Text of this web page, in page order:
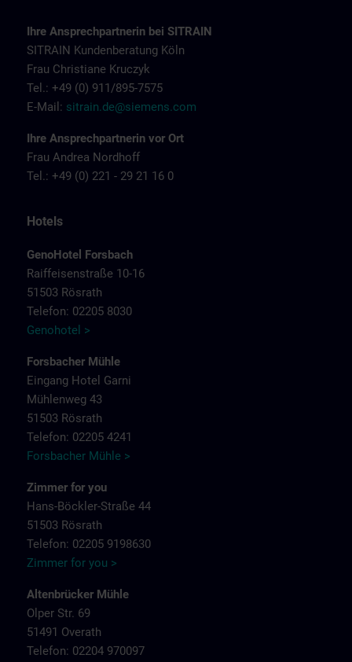
Ihre Ansprechpartnerin bei SITRAIN
SITRAIN Kundenberatung Köln
Frau Christiane Kruczyk
Tel.: +49 (0) 911/895-7575
E-Mail: sitrain.de@siemens.com
Ihre Ansprechpartnerin vor Ort
Frau Andrea Nordhoff
Tel.: +49 (0) 221 - 29 21 16 0
Hotels
GenoHotel Forsbach
Raiffeisenstraße 10-16
51503 Rösrath
Telefon: 02205 8030
Genohotel >
Forsbacher Mühle
Eingang Hotel Garni
Mühlenweg 43
51503 Rösrath
Telefon: 02205 4241
Forsbacher Mühle >
Zimmer for you
Hans-Böckler-Straße 44
51503 Rösrath
Telefon: 02205 9198630
Zimmer for you >
Altenbrücker Mühle
Olper Str. 69
51491 Overath
Telefon: 02204 970097